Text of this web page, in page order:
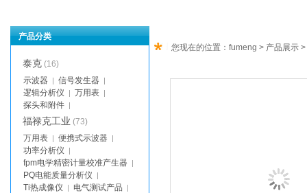
您现在的位置： fumeng > 产品展示 >
产品分类
泰克 (16)
示波器
| 信号发生器 |
逻辑分析仪 | 万用表 |
探头和附件 |
福禄克工业 (73)
万用表 | 便携式示波器 |
功率分析仪 |
fpm电学精密计量校准产生器 |
PQ电能质量分析仪 |
Ti热成像仪 | 电气测试产品 |